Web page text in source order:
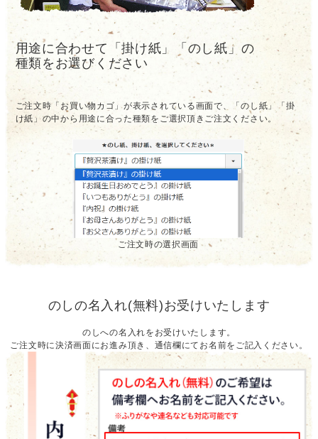
用途に合わせて「掛け紙」「のし紙」の
種類をお選びください
ご注文時「お買い物カゴ」が表示されている画面で、「のし紙」「掛
け紙」の中から用途に合った種類をご選択頂きご注文ください。
ご注文時の選択画面
のしの名入れ(無料)お受けいたします
のしへの名入れをお受けいたします。
ご注文時に決済画面にお進み頂き、通信欄にてお名前をご記入ください。